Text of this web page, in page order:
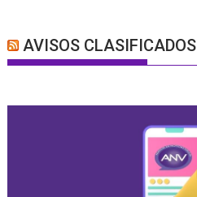
AVISOS CLASIFICADOS